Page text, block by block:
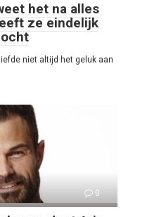
het na alles
ze eindelijk
niet altijd het geluk aan
0